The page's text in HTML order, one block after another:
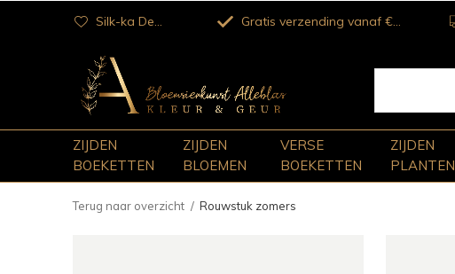
ZIJDEN
BOEKETTEN
ZIJDEN
BLOEMEN
VERSE
BOEKETTEN
ZIJDEN
PLANTEN
Silk-ka Dealer Gratis verzending vanaf €100
Terug naar overzicht Rouwstuk zomers